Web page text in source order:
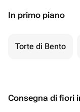
In primo piano
Torte di Bento
Consegna di fiori